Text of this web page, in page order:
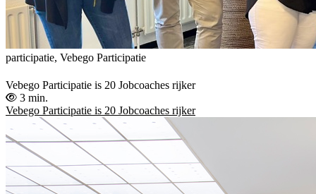
participatie, Vebego Participatie
Vebego Participatie is 20 Jobcoaches rijker
3 min.
Vebego Participatie is 20 Jobcoaches rijker